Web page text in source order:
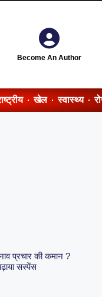
Become An Author
खेल स्वास्थ्य
प्रचार की कमान ?
सस्पेंस